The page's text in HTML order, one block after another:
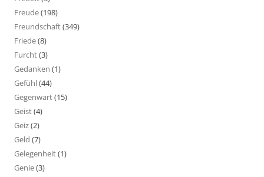
Freude(198)
Freundschaft(349)
Friede(8)
Furcht(3)
Gedanken (1)
Gefühl(44)
Gegenwart(15)
Geist(4)
Geiz(2)
Geld (7)
Gelegenheit(1)
Genie(3)